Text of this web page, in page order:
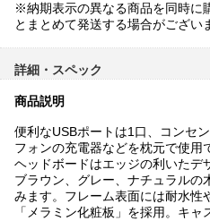
※納期表示の異なる商品を同時に
とまとめて発送する場合がござい
詳細・スペック
商品説明
便利なUSBポートは1口、コンセ
フォンの充電器などを枕元で使用
ヘッドボードはエッジの利いたデ
ブラウン、グレー、ナチュラルの
みます。フレーム表面には耐水性
「メラミン化粧板」を採用。キャ